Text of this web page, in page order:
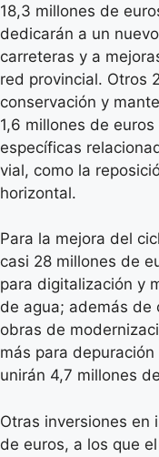
18,3 millones de
dedicarán a un
carreteras y a
red provincial. Otros
conservación y
1,6 millones de
específicas
vial, como la
horizontal.
Para la mejora del
casi 28 millones de
para digitalización y
de agua; además de
obras de
más para
unirán 4,7 millones
Otras inversiones en
de euros, a los que